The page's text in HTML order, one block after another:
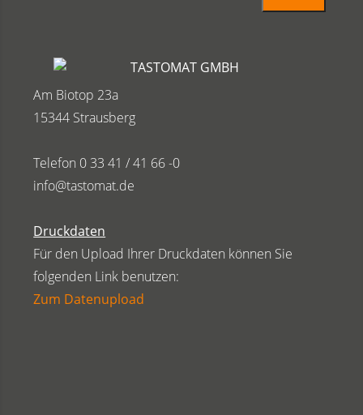
TASTOMAT GMBH
Am Biotop 23a
15344 Strausberg
Telefon 0 33 41 / 41 66 -0
info@tastomat.de
Druckdaten
Für den Upload Ihrer Druckdaten können Sie
folgenden Link benutzen:
Zum Datenupload